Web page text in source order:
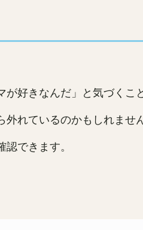
好きなんだ」と気づくこ
れているのかもしれません
できます。